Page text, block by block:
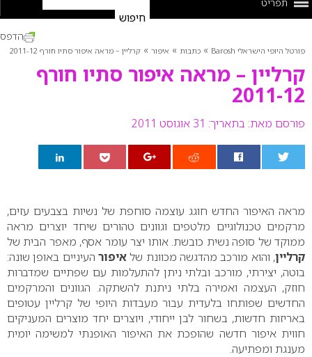
פורטל היופי הישראלי Barosh » כתבות » איפור » קרליין – מראה איפור סתיו חורף 2011-12
קרליין – מראה איפור סתיו חורף
2011-12
פורסם מאת: בתאריך: 31 אוגוסט 2011
הדפס
מראה האיפור החדש חוגג עוצמה סוחפת של נשיות בצבעים עזים,
מרקמים טכנולוגיים מלטפים וגוונים טהורים שיחד יוצרים מראה
ממוקד של סופה נשית כובשת. אותו יצר עומר אסף, מאפר הבית של
קרליין, והוא מורכב מהדגשה מכוונת שלאיפור העיניים באופן שונה:
בוטה, יצירתי, מורכב ובלתי ניתן להתעלמות עם שפתיים שמדברות
חוזק, העצמה ואמירה בלתי ניתנת להשתקה. הגוונים והמרקמים
החדשים שפותחו בלעדית עבור מעבדות היופי של קרליין עטופים
באריזות חדשות, בשחור לבן ייחודי, ויוצרים יחד מוצרים המעניקים
חווית איפור חדשה שהופכת את האיפור האופנתי למשימה יומית
מענגת ומפתיעה.